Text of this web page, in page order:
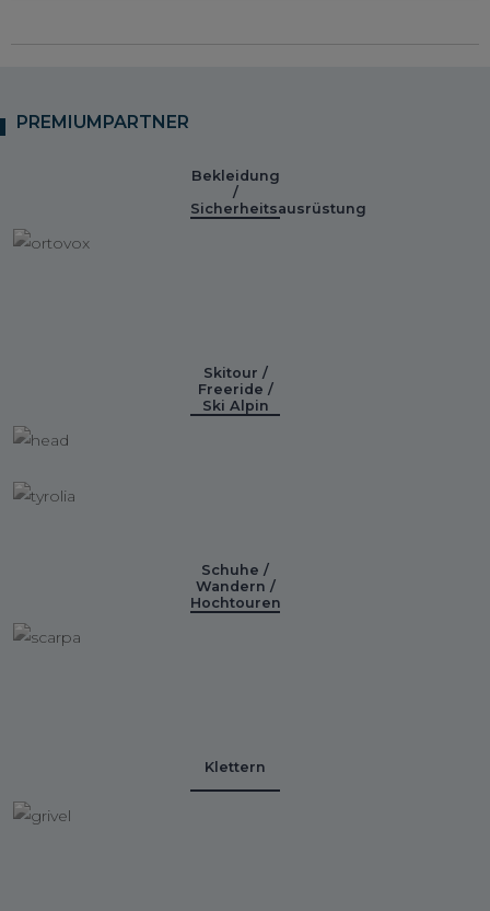
PREMIUMPARTNER
Bekleidung
/
Sicherheitsausrüstung
Skitour /
Freeride /
Ski Alpin
Schuhe /
Wandern /
Hochtouren
Klettern